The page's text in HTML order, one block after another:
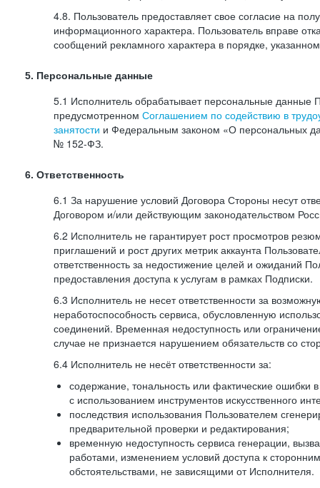
4.8. Пользователь предоставляет свое согласие на
информационного характера. Пользователь вправе
сообщений рекламного характера в порядке,
5. Персональные данные
5.1 Исполнитель обрабатывает персональные данные
предусмотренном Соглашением по содействию в
занятости и Федеральным законом «О персональных
№ 152-ФЗ.
6. Ответственность
6.1 За нарушение условий Договора Стороны несут
Договором и/или действующим законодательством
6.2 Исполнитель не гарантирует рост просмотров
приглашений и рост других метрик аккаунта
ответственность за недостижение целей и ожиданий
предоставления доступа к услугам в рамках Подписки.
6.3 Исполнитель не несет ответственности за
неработоспособность сервиса, обусловленную
соединений. Временная недоступность или
случае не признается нарушением обязательств со
6.4 Исполнитель не несёт ответственности за:
содержание, тональность или фактические ошибки
с использованием инструментов искусственного
последствия использования Пользователем
предварительной проверки и редактирования;
временную недоступность сервиса генерации,
работами, изменением условий доступа к
обстоятельствами, не зависящими от Исполнителя.